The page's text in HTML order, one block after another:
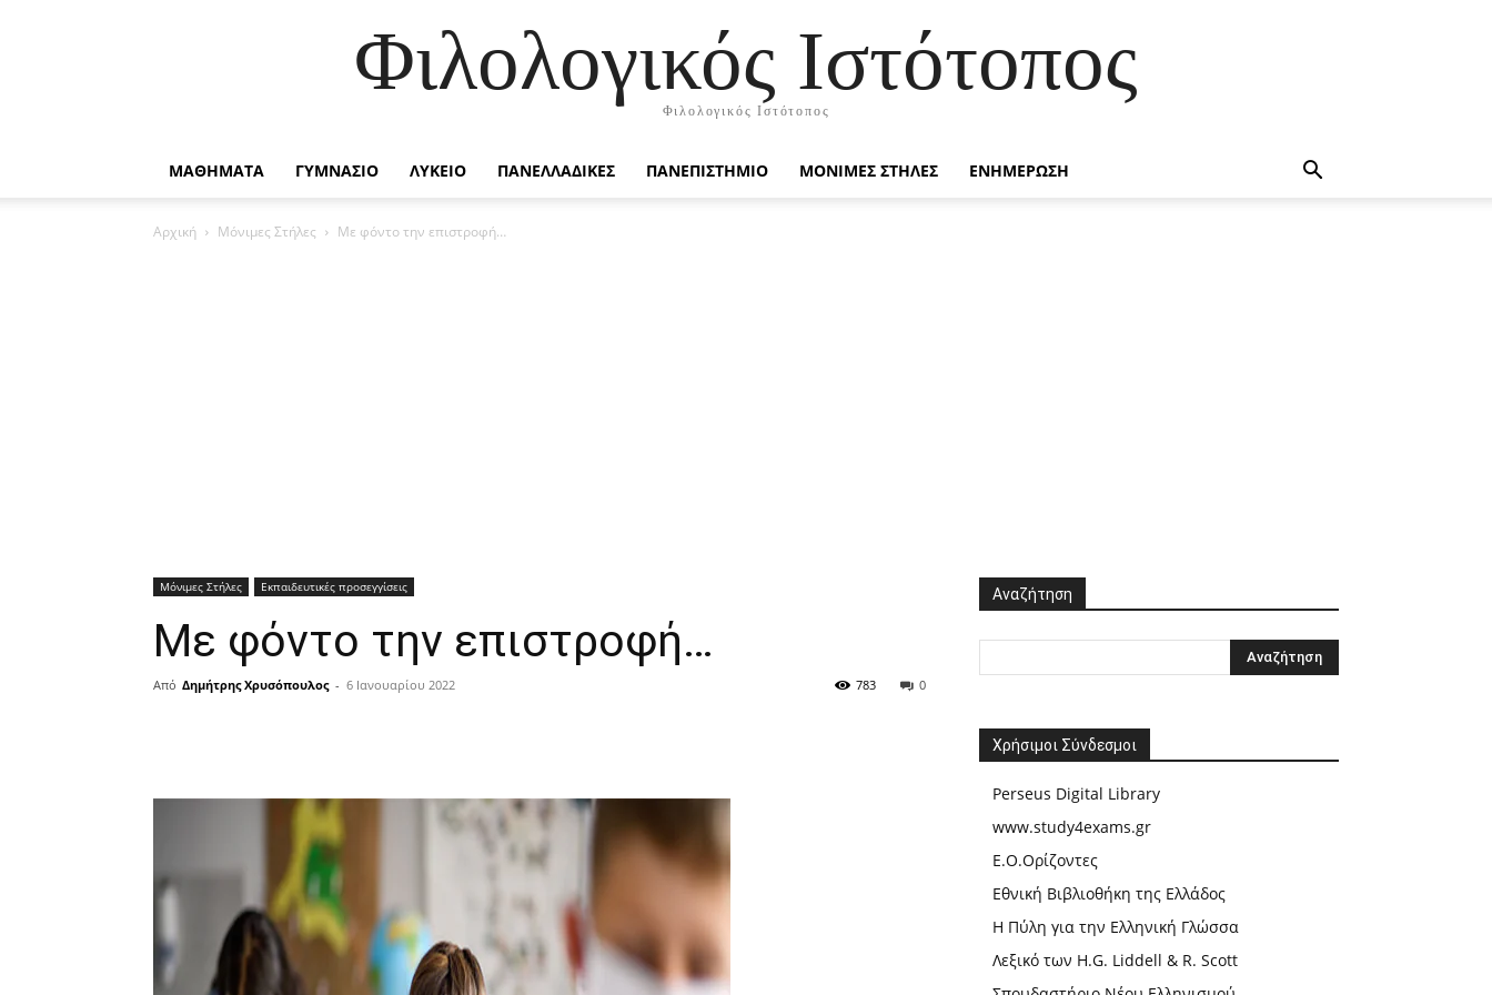
Φιλολογικός Ιστότοπος
Φιλολογικός Ιστότοπος
ΜΑΘΗΜΑΤΑ ΓΥΜΝΑΣΙΟ ΛΥΚΕΙΟ ΠΑΝΕΛΛΑΔΙΚΕΣ ΠΑΝΕΠΙΣΤΗΜΙΟ ΜΟΝΙΜΕΣ ΣΤΗΛΕΣ ΕΝΗΜΕΡΩΣΗ
Αρχική Μόνιμες Στήλες Με φόντο την επιστροφή…
Μόνιμες Στήλες Εκπαιδευτικές προσεγγίσεις
Με φόντο την επιστροφή…
Από Δημήτρης Χρυσόπουλος - 6 Ιανουαρίου 2022 0
783
Αναζήτηση
Χρήσιμοι Σύνδεσμοι
Perseus Digital Library
www.study4exams.gr
Ε.Ο.Ορίζοντες
Εθνική Βιβλιοθήκη της Ελλάδος
Η Πύλη για την Ελληνική Γλώσσα
Λεξικό των H.G. Liddell & R. Scott